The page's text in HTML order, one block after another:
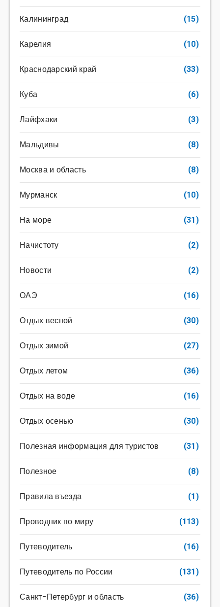
Калининград (15)
Карелия (10)
Краснодарский край (33)
Куба (6)
Лайфхаки (3)
Мальдивы (8)
Москва и область (8)
Мурманск (10)
На море (31)
Начистоту (2)
Новости (2)
ОАЭ (16)
Отдых весной (30)
Отдых зимой (27)
Отдых летом (36)
Отдых на воде (16)
Отдых осенью (30)
Полезная информация для туристов (31)
Полезное (8)
Правила въезда (1)
Проводник по миру (113)
Путеводитель (16)
Путеводитель по России (131)
Санкт-Петербург и область (36)